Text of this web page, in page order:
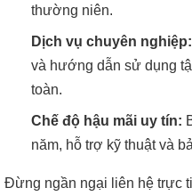
thường niên.
Dịch vụ chuyên nghiệp:
và hướng dẫn sử dụng
toàn.
Chế độ hậu mãi uy tín:
năm, hỗ trợ kỹ thuật và
Đừng ngần ngại liên hệ trực